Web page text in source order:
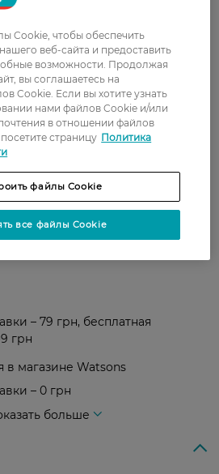
дієвий. Шкіра обличчя
на дотик. Крем гарно
в шкіру,не лишає масного
Показати ще
– 79 грн, бесплатная
грн
в магазине Watsons
– 0 грн
больше
Cookie, чтобы обеспечить
веб-сайта и предоставить
возможности. Продолжая
вы соглашаетесь на
Cookie. Если вы хотите узнать
нами файлов Cookie и/или
в отношении файлов
страницу Политика
файлы Cookie
все файлы Cookie